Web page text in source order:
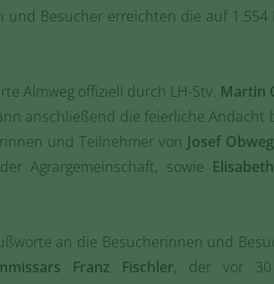
Besucher erreichten die auf 1.554
Almweg offiziell durch LH-Stv. Martin
anschließend die feierliche Andacht
und Teilnehmer von Josef
Agrargemeinschaft, sowie
an die Besucherinnen und
Franz Fischler, der vor 30